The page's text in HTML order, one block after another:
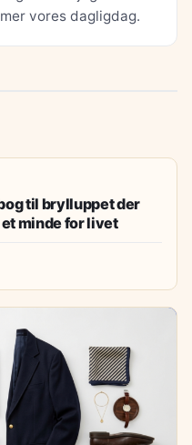
vores dagligdag.
til brylluppet der
minde for livet